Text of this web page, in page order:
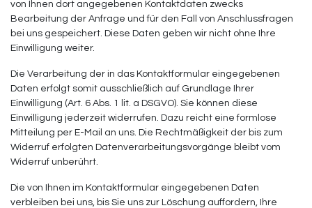
von Ihnen dort angegebenen Kontaktdaten zwecks
Bearbeitung der Anfrage und für den Fall von Anschlussfragen
bei uns gespeichert. Diese Daten geben wir nicht ohne Ihre
Einwilligung weiter.
Die Verarbeitung der in das Kontaktformular eingegebenen
Daten erfolgt somit ausschließlich auf Grundlage Ihrer
Einwilligung (Art. 6 Abs. 1 lit. a DSGVO). Sie können diese
Einwilligung jederzeit widerrufen. Dazu reicht eine formlose
Mitteilung per E-Mail an uns. Die Rechtmäßigkeit der bis zum
Widerruf erfolgten Datenverarbeitungsvorgänge bleibt vom
Widerruf unberührt.
Die von Ihnen im Kontaktformular eingegebenen Daten
verbleiben bei uns, bis Sie uns zur Löschung auffordern, Ihre